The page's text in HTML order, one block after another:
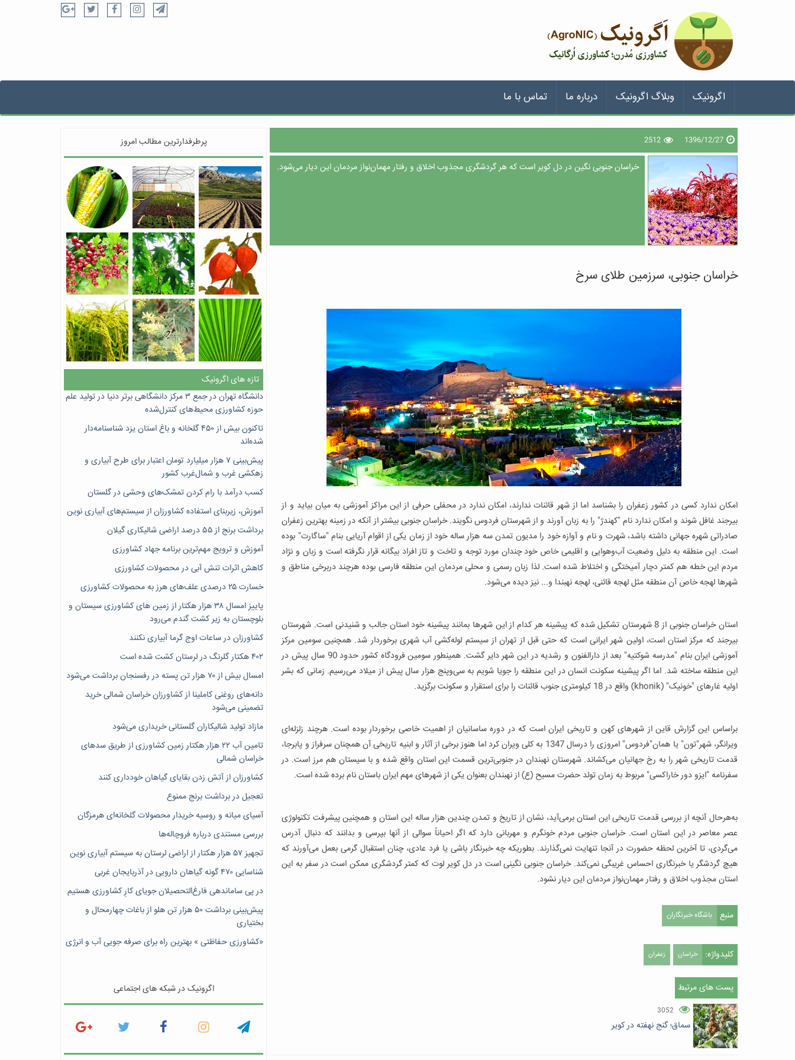
اگرونیک وبلاگ اگرونیک درباره ما تماس با ما
1396/12/27
2512
خراسان جنوبی نگین در دل کویر است که هر گردشگری مجذوب اخلاق و رفتار مهمان‌نواز مردمان این دیار می‌شود.
خراسان جنوبی، سرزمین طلای سرخ
امکان ندارد کسی در کشور زعفران را بشناسد اما از شهر قائنات ندارند، امکان ندارد در محفلی حرفی از این مراکز آموزشی به میان بیاید و از
بیرجند غافل شوند و امکان ندارد نام "کهندژ" را به زبان آورند و از شهرستان فردوس نگویند. خراسان جنوبی بیشتر از آنکه در زمینه بهترین زعفران
صادراتی شهره جهانی داشته باشد، شهرت و نام و آوازه خود را مدیون تمدن سه هزار ساله خود از زمان یکی از اقوام آریایی بنام "ساگارت" بوده
است. این منطقه به دلیل وضعیت آب‌وهوایی و اقلیمی خاص خود چندان مورد توجه و تاخت و تاز افراد بیگانه قرار نگرفته است و زبان و نژاد
مردم این خطه هم کمتر دچار آمیختگی و اختلاط شده است. لذا زبان رسمی و محلی مردمان این منطقه فارسی بوده هرچند دربرخی مناطق و
شهرها لهجه خاص آن منطقه مثل لهجه قائنی، لهجه نهبندا و... نیز دیده می‌شود.
استان خراسان جنوبی از 8 شهرستان تشکیل شده که پیشینه هر کدام از این شهرها بمانند پیشینه خود استان جالب و شنیدنی است. شهرستان
بیرجند که مرکز استان است، اولین شهر ایرانی است که حتی قبل از تهران از سیستم لوله‌کشی آب شهری برخوردار شد. همچنین سومین مرکز
آموزشی ایران بنام "مدرسه شوکتیه" بعد از دارالفنون و رشدیه در این شهر دایر گشت. همینطور سومین فرودگاه کشور حدود 90 سال پیش در
این منطقه ساخته شد. اما اگر پیشینه سکونت انسان در این منطقه را جویا شویم به سی‌وپنج هزار سال پیش از میلاد می‌رسیم. زمانی که بشر
اولیه غارهای "خونیک" (khonik) واقع در 18 کیلومتری جنوب قائنات را برای استقرار و سکونت برگزید.
براساس این گزارش قاین از شهرهای کهن و تاریخی ایران است که در دوره ساسانیان از اهمیت خاصی برخوردار بوده است. هرچند زلزله‌ای
ویرانگر، شهر"تون" یا همان"فردوس" امروزی را درسال 1347 به کلی ویران کرد اما هنوز برخی از آثار و ابنیه تاریخی آن همچنان سرفراز و پابرجا،
قدمت تاریخی شهر را به رخ جهانیان می‌کشاند. شهرستان نهبندان در جنوبی‌ترین قسمت این استان واقع شده و با سیستان هم مرز است. در
سفرنامه "ایزو دور خاراکسی" مربوط به زمان تولد حضرت مسیح (ع) از نهبندان بعنوان یکی از شهرهای مهم ایران باستان نام برده شده است.
به‌هرحال آنچه از بررسی قدمت تاریخی این استان برمی‌آید، نشان از تاریخ و تمدن چندین هزار ساله این استان و همچنین پیشرفت تکنولوژی
عصر معاصر در این استان است. خراسان جنوبی مردم خونگرم و مهربانی دارد که اگر احیاناً سوالی از آنها بپرسی و بدانند که دنبال آدرس
می‌گردی، تا آخرین لحظه حضورت در آنجا تنهایت نمی‌گذارند. بطوریکه چه خبرنگار باشی یا فرد عادی، چنان استقبال گرمی بعمل می‌آورند که
هیچ گردشگر یا خبرنگاری احساس غریبگی نمی‌کند. خراسان جنوبی نگینی است در دل کویر لوت که کمتر گردشگری ممکن است در سفر به این
استان مجذوب اخلاق و رفتار مهمان‌نواز مردمان این دیار نشود.
منبع باشگاه خبرنگاران
کلیدواژه: خراسان زعفران
پست های مرتبط
3052
سماق؛ گنج نهفته در کویر
پرطرفدارترین مطالب امروز
تازه های اگرونیک
دانشگاه تهران در جمع ۳ مرکز دانشگاهی برتر دنیا در تولید علم
حوزه کشاورزی محیط‌های کنترل‌شده
تاکنون بیش از ۴۵۰ گلخانه و باغ استان یزد شناسنامه‌دار
شده‌اند
پیش‌بینی ۷‌ هزار میلیارد تومان اعتبار برای طرح آبیاری و
زهکشی غرب و شمال‌غرب کشور
کسب درآمد با رام کردن تمشک‌های وحشی در گلستان
آموزش، زیربنای استفاده کشاورزان از سیستم‌های آبیاری نوین
برداشت برنج از ۵۵ درصد اراضی شالیکاری گیلان
آموزش و ترویج مهم‌ترین برنامه جهاد کشاورزی
کاهش اثرات تنش آبی در محصولات کشاورزی
خسارت ۲۵ درصدی علف‌های هرز به محصولات کشاورزی
پاییز امسال ۳۸ هزار هکتار از زمین های کشاورزی سیستان و
بلوچستان به زیر کشت گندم می‌رود
کشاورزان در ساعات اوج گرما آبیاری نکنند
۴۰۲ هکتار گلرنگ در لرستان کشت شده است
امسال بیش از ۷۰ هزار تن پسته در رفسنجان برداشت می‌شود
دانه‌های روغنی کاملینا از کشاورزان خراسان شمالی خرید
تضمینی می‌شود
مازاد تولید شالیکاران گلستانی خریداری می‌شود
تامین آب ۲۲ هزار هکتار زمین کشاورزی از طریق سدهای
خراسان شمالی
کشاورزان از آتش زدن بقایای گیاهان خودداری کنند
تعجیل در برداشت برنج ممنوع
آسیای میانه و روسیه خریدار محصولات گلخانه‌ای هرمزگان
بررسی مستندی درباره فروچاله‌ها
تجهیز ۵۷ هزار هکتار از اراضی لرستان به سیستم آبیاری نوین
شناسایی ۴۷٠ گونه گیاهان دارویی در آذربایجان غربی
در پی ساماندهی فارغ‌التحصیلان جویای کارِ کشاورزی هستیم
پیش‎‌بینی برداشت ۵۰ هزار تن هلو از باغات چهارمحال و
بختیاری
«کشاورزی حفاظتی » بهترین راه برای صرفه جویی آب و انرژی
اگرونیک در شبکه های اجتماعی